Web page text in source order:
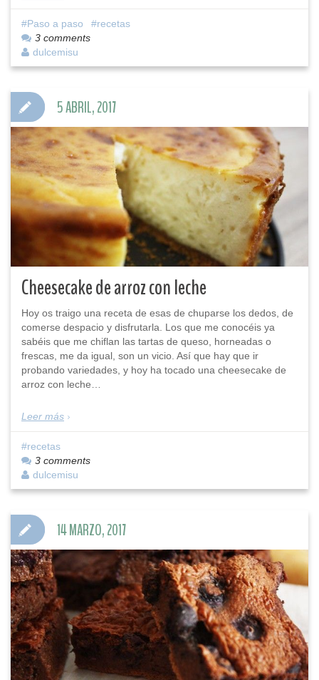
Paso a paso
recetas
3 comments
dulcemisu
Cheesecake de arroz con leche
Hoy os traigo una receta de esas de chuparse los dedos, de
comerse despacio y disfrutarla. Los que me conocéis ya
sabéis que me chiflan las tartas de queso, horneadas o
frescas, me da igual, son un vicio. Así que hay que ir
probando variedades, y hoy ha tocado una cheesecake de
arroz con leche…
Leer más
5 ABRIL, 2017
recetas
3 comments
dulcemisu
14 MARZO, 2017